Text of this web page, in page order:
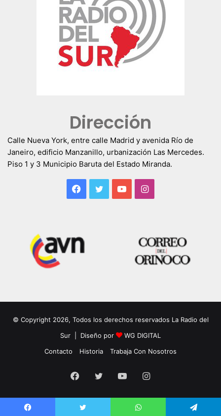
Dirección
Calle Nueva York, entre calle Madrid y avenida Río de
Janeiro, edificio Manzanillo, urbanización Las Mercedes.
Piso 1 y 3 Municipio Baruta del Estado Miranda.
Facebook
TwitterYouTubeInstagram
© Copyright 2026, Todos los derechos reservados La Radio del
Sur | Diseño por
WG DIGITAL
Contacto
Historia Trabaja Con Nosotros
Facebook
TwitterYouTubeInstagram